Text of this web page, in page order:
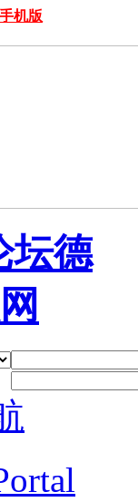
手机版